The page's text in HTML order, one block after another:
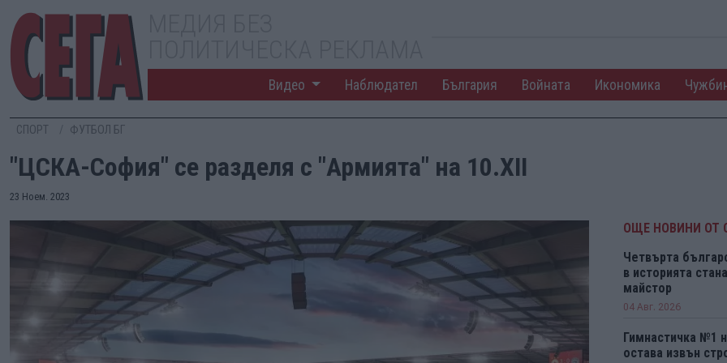
Видео Наблюдател България Войната Икономика
СПОРТ ФУТБОЛ БГ
"ЦСКА-София" се разделя с "Армията" на 10.XII
23 Ноем. 2023
ОЩЕ НОВИНИ ОТ
Четвърта
в историята
майстор
04 Авг. 2026
Гимнастичка №1
остава извън